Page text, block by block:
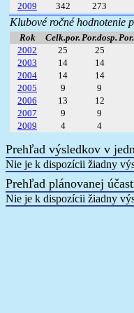
2009
342 273
Klubové ročné hodnotenie
Rok Celk.por. Por.dosp.
2002
25 25
2003
14 14
2004
14 14
2005
9 9
2006
13 12
2007
9 9
2009
4 4
Prehľad výsledkov v
Nie je k dispozícii žiadny
Prehľad plánovanej
Nie je k dispozícii žiadny